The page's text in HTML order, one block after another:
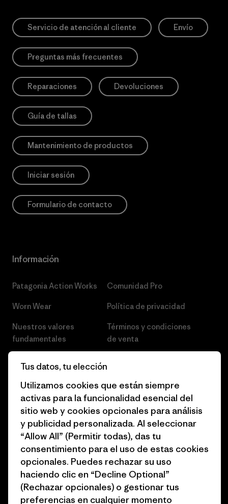
Servicio de atención al cliente Envío
Preguntas más frecuentes
Reparaciones Devoluciones
Guía de tallas
Mantenimiento de productos
Iniciar sesión
Formulario de contacto
Información
Patagonia Action Works
Worn Wear
Nuestros valores
fundamentales
Business Unusual
Objetivos climáticos
1% for the Planet
Cómo financiamos
Tarjetas regalo
Encuentra una tienda
Comunidad Pro
Política de privacidad
Términos y condiciones
de venta
Prensa
Programa para profesionales
del sector
Programa de afiliados
Mapa del sitio Patagonia
España
Tus datos, tu elección
Utilizamos cookies que están siempre
activas para la funcionalidad esencial del
sitio web y cookies opcionales para análisis
y publicidad personalizada. Al seleccionar
“Allow All” (Permitir todas), das tu
consentimiento para el uso de estas cookies
opcionales. Puedes rechazar su uso
haciendo clic en “Decline Optional”
(Rechazar opcionales) o gestionar tus
preferencias en cualquier momento